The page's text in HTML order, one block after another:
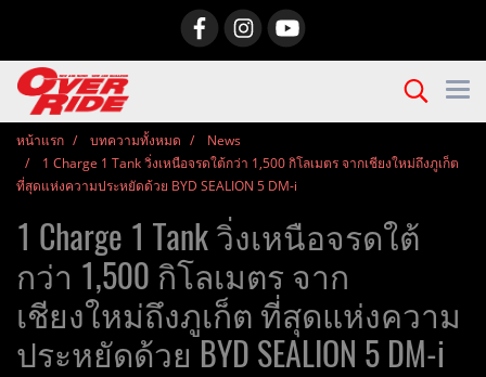
หน้าแรก บทความทั้งหมด
News
1 Charge 1 Tank วิ่งเหนือจรดใต้กว่า 1,500 กิโลเมตร จากเชียงใหม่ถึงภูเก็ต
ที่สุดแห่งความประหยัดด้วย BYD SEALION 5 DM-i
1 Charge 1 Tank วิ่งเหนือจรดใต้
กว่า 1,500 กิโลเมตร จาก
เชียงใหม่ถึงภูเก็ต ที่สุดแห่งความ
ประหยัดด้วย BYD SEALION 5 DM-i